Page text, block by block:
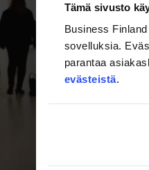
Tämä sivusto
Business
sovelluksia.
parantaa
evästeistä.